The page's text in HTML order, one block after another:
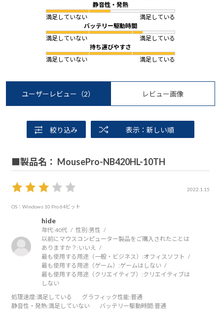
静音性・発熱
満足していない
満足している
バッテリー駆動時間
満足していない
満足している
持ち運びやすさ
満足していない
満足している
ユーザーレビュー （2） レビュー画像
絞り込み 表示：新しい順
■製品名： MousePro-NB420HL-10TH
2022.1.15
OS：Windows 10 Pro 64ビット
hide
年代:40代 性別:男性
以前にマウスコンピューター製品をご購入されたことは
ありますか？: いいえ
最も使用する用途（一般・ビジネス）:オフィスソフト
最も使用する用途（ゲーム）:ゲームはしない
最も使用する用途（クリエイティブ）:クリエイティブは
しない
処理速度:満足している グラフィック性能:普通
静音性・発熱:満足していない バッテリー駆動時間:普通